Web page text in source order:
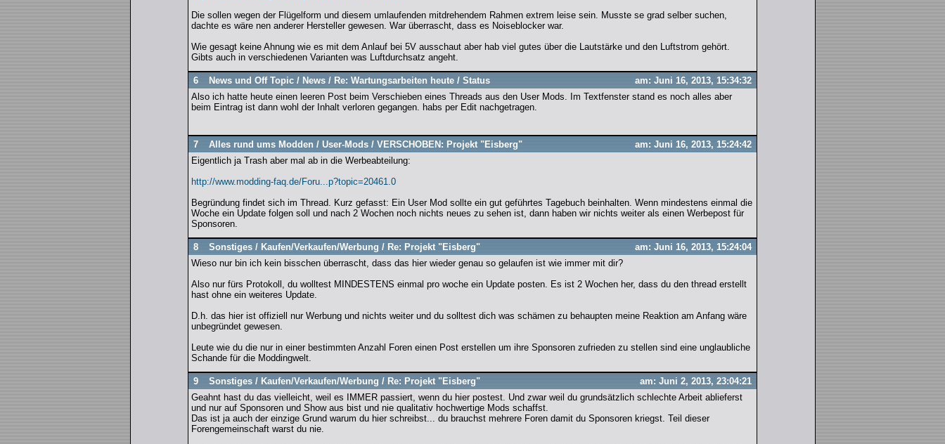
Die sollen wegen der Flügelform und diesem umlaufenden mitdrehendem Rahmen extrem leise sein. Musste se grad selber suchen,
dachte es wäre nen anderer Hersteller gewesen. War überrascht, dass es Noiseblocker war.
Wie gesagt keine Ahnung wie es mit dem Anlauf bei 5V ausschaut aber hab viel gutes über die Lautstärke und den Luftstrom gehört.
Gibts auch in verschiedenen Varianten was Luftdurchsatz angeht.
6 News und Off Topic / News / Re: Wartungsarbeiten heute / Status
am: Juni 16, 2013, 15:34:32
Also ich hatte heute einen leeren Post beim Verschieben eines Threads aus den User Mods. Im Textfenster stand es noch alles aber
beim Eintrag ist dann wohl der Inhalt verloren gegangen. habs per Edit nachgetragen.
7 Alles rund ums Modden / User-Mods / VERSCHOBEN: Projekt "Eisberg"
am: Juni 16, 2013, 15:24:42
Eigentlich ja Trash aber mal ab in die Werbeabteilung:
http://www.modding-faq.de/Foru...p?topic=20461.0
Begründung findet sich im Thread. Kurz gefasst: Ein User Mod sollte ein gut geführtes Tagebuch beinhalten. Wenn mindestens einmal die
Woche ein Update folgen soll und nach 2 Wochen noch nichts neues zu sehen ist, dann haben wir nichts weiter als einen Werbepost für
Sponsoren.
8 Sonstiges / Kaufen/Verkaufen/Werbung / Re: Projekt "Eisberg"
am: Juni 16, 2013, 15:24:04
Wieso nur bin ich kein bisschen überrascht, dass das hier wieder genau so gelaufen ist wie immer mit dir?
Also nur fürs Protokoll, du wolltest MINDESTENS einmal pro woche ein Update posten. Es ist 2 Wochen her, dass du den thread erstellt
hast ohne ein weiteres Update.
D.h. das hier ist offiziell nur Werbung und nichts weiter und du solltest dich was schämen zu behaupten meine Reaktion am Anfang wäre
unbegründet gewesen.
Leute wie du die nur in einer bestimmten Anzahl Foren einen Post erstellen um ihre Sponsoren zufrieden zu stellen sind eine unglaubliche
Schande für die Moddingwelt.
9 Sonstiges / Kaufen/Verkaufen/Werbung / Re: Projekt "Eisberg"
am: Juni 2, 2013, 23:04:21
Geahnt hast du das vielleicht, weil es IMMER passiert, wenn du hier postest. Und zwar weil du grundsätzlich schlechte Arbeit ablieferst
und nur auf Sponsoren und Show aus bist und nie qualitativ hochwertige Mods schaffst.
Das ist ja auch der einzige Grund warum du hier schreibst... du brauchst mehrere Foren damit du Sponsoren kriegst. Teil dieser
Forengemeinschaft warst du nie.